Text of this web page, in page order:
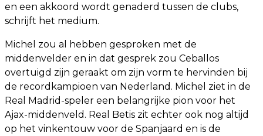
en een akkoord wordt genaderd tussen de clubs,
schrijft het medium.
Michel zou al hebben gesproken met de
middenvelder en in dat gesprek zou Ceballos
overtuigd zijn geraakt om zijn vorm te hervinden bij
de recordkampioen van Nederland. Michel ziet in de
Real Madrid-speler een belangrijke pion voor het
Ajax-middenveld. Real Betis zit echter ook nog altijd
op het vinkentouw voor de Spanjaard en is de